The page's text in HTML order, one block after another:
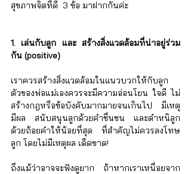
สุขภาพจิตที่ดี  3 ข้อ มาฝากกันค่ะ
1. เล่นกับลูก และ สร้างสิ่งแวดล้อมที่น่าอยู่ร่วม
กัน (positive)
เราควรสร้างสิ่งแวดล้อมในแนวบวกให้กับลูก
ตัวของพ่อแม่เองควรจะมีความอ่อนโยน ใจดี ไม่
สร้างกฎหรือข้อบังคับมากมายจนเกินไป  มีเหตุ
มีผล สนับสนุนลูกด้วยคำชื่นชน และตำหนิลูก
ด้วยถ้อยคำให้น้อยที่สุด ที่สำคัญไม่ควรลงโทษ
ลูก โดยไม่มีเหตุผล เด็ดขาด!
ถึงแม้ว่าอาจจะฟังดูยาก ถ้าหากเราเหนื่อยจาก